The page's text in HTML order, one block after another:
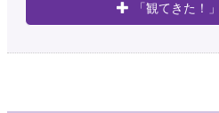
「観てきた！